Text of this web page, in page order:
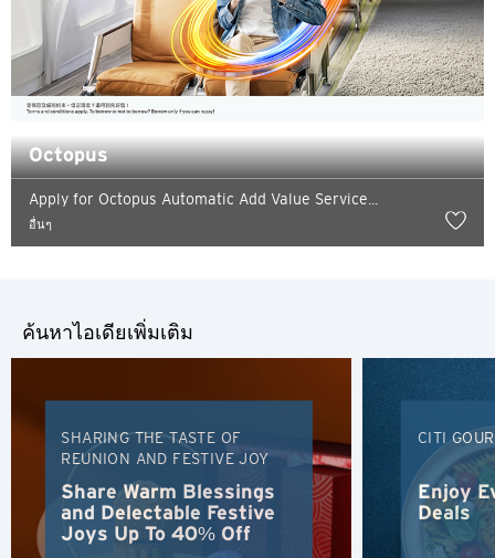
Octopus
Apply for Octopus Automatic Add Value Service...
อื่นๆ
ค้นหาไอเดียเพิ่มเติม
SHARING THE TASTE OF
REUNION AND FESTIVE JOY
Share Warm Blessings
and Delectable Festive
Joys Up To 40% Off
CITI
Enjoy
Deals
ภาษา
สถานที่แนะนำ
ซิดนีย์, Australia
สิงคโปร์
ฮ่องกง